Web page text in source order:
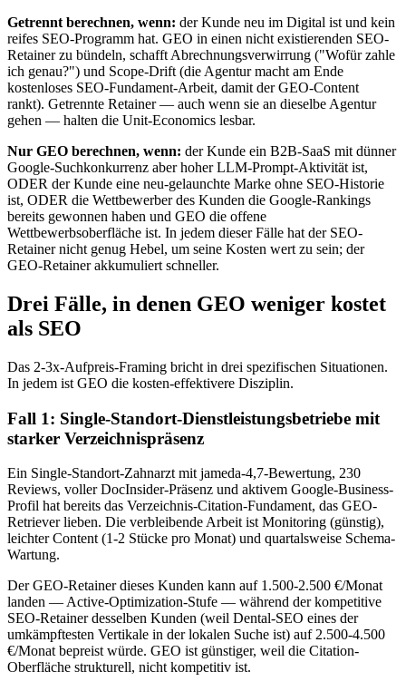
Getrennt berechnen, wenn: der Kunde neu im Digital ist und kein
reifes SEO-Programm hat. GEO in einen nicht existierenden SEO-
Retainer zu bündeln, schafft Abrechnungsverwirrung ("Wofür zahle
ich genau?") und Scope-Drift (die Agentur macht am Ende
kostenloses SEO-Fundament-Arbeit, damit der GEO-Content
rankt). Getrennte Retainer — auch wenn sie an dieselbe Agentur
gehen — halten die Unit-Economics lesbar.
Nur GEO berechnen, wenn: der Kunde ein B2B-SaaS mit dünner
Google-Suchkonkurrenz aber hoher LLM-Prompt-Aktivität ist,
ODER der Kunde eine neu-gelaunchte Marke ohne SEO-Historie
ist, ODER die Wettbewerber des Kunden die Google-Rankings
bereits gewonnen haben und GEO die offene
Wettbewerbsoberfläche ist. In jedem dieser Fälle hat der SEO-
Retainer nicht genug Hebel, um seine Kosten wert zu sein; der
GEO-Retainer akkumuliert schneller.
Drei Fälle, in denen GEO weniger kostet
als SEO
Das 2-3x-Aufpreis-Framing bricht in drei spezifischen Situationen.
In jedem ist GEO die kosten-effektivere Disziplin.
Fall 1: Single-Standort-Dienstleistungsbetriebe mit
starker Verzeichnispräsenz
Ein Single-Standort-Zahnarzt mit jameda-4,7-Bewertung, 230
Reviews, voller DocInsider-Präsenz und aktivem Google-Business-
Profil hat bereits das Verzeichnis-Citation-Fundament, das GEO-
Retriever lieben. Die verbleibende Arbeit ist Monitoring (günstig),
leichter Content (1-2 Stücke pro Monat) und quartalsweise Schema-
Wartung.
Der GEO-Retainer dieses Kunden kann auf 1.500-2.500 €/Monat
landen — Active-Optimization-Stufe — während der kompetitive
SEO-Retainer desselben Kunden (weil Dental-SEO eines der
umkämpftesten Vertikale in der lokalen Suche ist) auf 2.500-4.500
€/Monat bepreist würde. GEO ist günstiger, weil die Citation-
Oberfläche strukturell, nicht kompetitiv ist.